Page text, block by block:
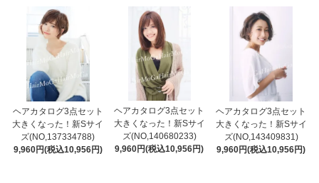
ヘアカタログ3点セット
大きくなった！新Sサイ
ズ(NO,137334788)
9,960円(税込10,956円)
ヘアカタログ3点セット
大きくなった！新Sサイ
ズ(NO,140680233)
9,960円(税込10,956円)
ヘアカタログ3点セット
大きくなった！新Sサイ
ズ(NO,143409831)
9,960円(税込10,956円)